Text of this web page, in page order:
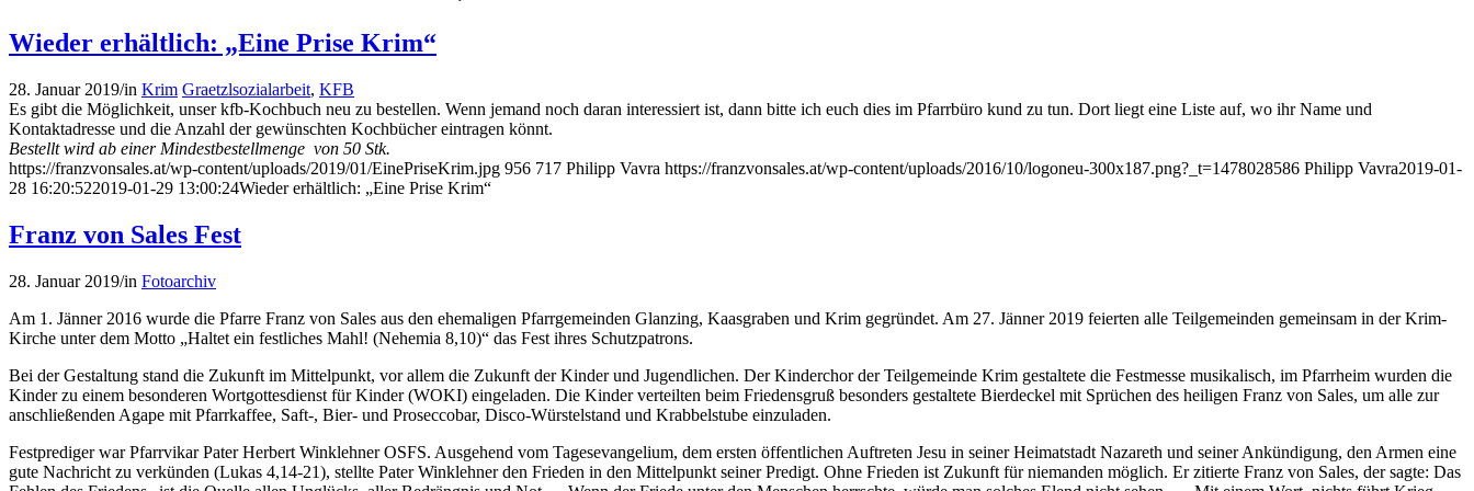
Wieder erhältlich: „Eine Prise Krim“
28. Januar 2019/in Krim Graetzlsozialarbeit, KFB
Es gibt die Möglichkeit, unser kfb-Kochbuch neu zu bestellen. Wenn jemand noch daran interessiert ist, dann bitte ich euch dies im Pfarrbüro kund zu tun. Dort liegt eine Liste auf, wo ihr Name und
Kontaktadresse und die Anzahl der gewünschten Kochbücher eintragen könnt.
Bestellt wird ab einer Mindestbestellmenge von 50 Stk.
https://franzvonsales.at/wp-content/uploads/2019/01/EinePriseKrim.jpg 956 717 Philipp Vavra https://franzvonsales.at/wp-content/uploads/2016/10/logoneu-300x187.png?_t=1478028586 Philipp Vavra2019-01-
28 16:20:522019-01-29 13:00:24Wieder erhältlich: „Eine Prise Krim“
Franz von Sales Fest
28. Januar 2019/in Fotoarchiv
Am 1. Jänner 2016 wurde die Pfarre Franz von Sales aus den ehemaligen Pfarrgemeinden Glanzing, Kaasgraben und Krim gegründet. Am 27. Jänner 2019 feierten alle Teilgemeinden gemeinsam in der Krim-
Kirche unter dem Motto „Haltet ein festliches Mahl! (Nehemia 8,10)“ das Fest ihres Schutzpatrons.
Bei der Gestaltung stand die Zukunft im Mittelpunkt, vor allem die Zukunft der Kinder und Jugendlichen. Der Kinderchor der Teilgemeinde Krim gestaltete die Festmesse musikalisch, im Pfarrheim wurden die
Kinder zu einem besonderen Wortgottesdienst für Kinder (WOKI) eingeladen. Die Kinder verteilten beim Friedensgruß besonders gestaltete Bierdeckel mit Sprüchen des heiligen Franz von Sales, um alle zur
anschließenden Agape mit Pfarrkaffee, Saft-, Bier- und Proseccobar, Disco-Würstelstand und Krabbelstube einzuladen.
Festprediger war Pfarrvikar Pater Herbert Winklehner OSFS. Ausgehend vom Tagesevangelium, dem ersten öffentlichen Auftreten Jesu in seiner Heimatstadt Nazareth und seiner Ankündigung, den Armen eine
gute Nachricht zu verkünden (Lukas 4,14-21), stellte Pater Winklehner den Frieden in den Mittelpunkt seiner Predigt. Ohne Frieden ist Zukunft für niemanden möglich. Er zitierte Franz von Sales, der sagte: Das